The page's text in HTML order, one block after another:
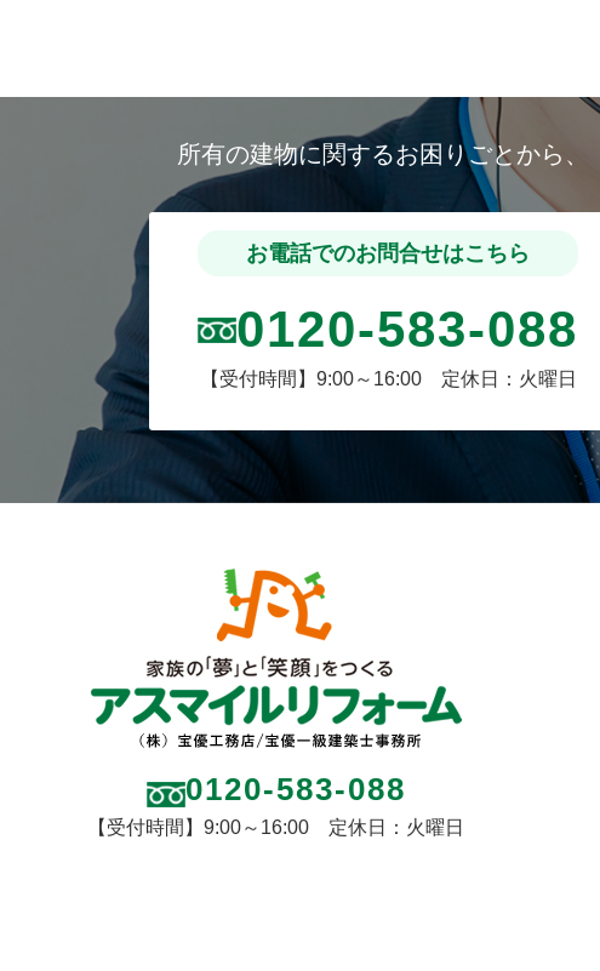
所有の建物に関するお困りごとから、
お電話でのお問合せはこちら
0120-583-088
【受付時間】9:00～16:00 定休日：火曜日
0120-583-088
【受付時間】9:00～16:00 定休日：火曜日